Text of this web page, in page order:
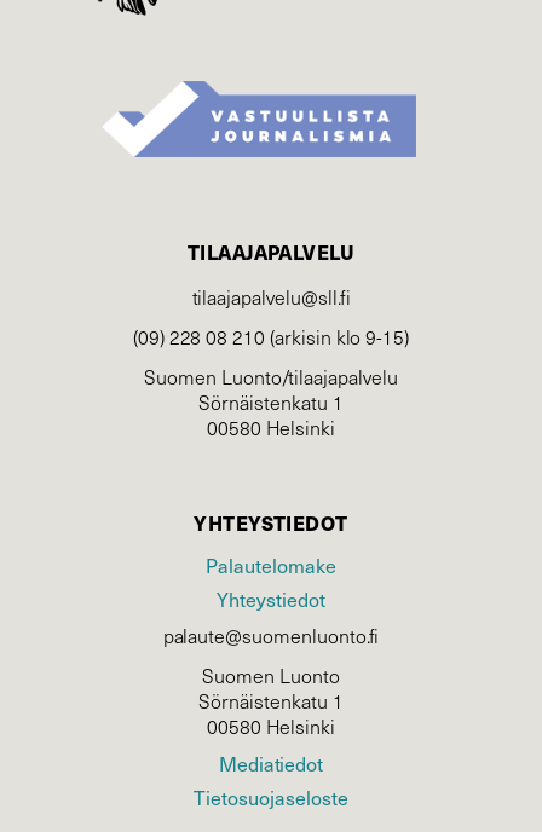
TILAAJAPALVELU
tilaajapalvelu@sll.fi
(09) 228 08 210 (arkisin klo 9-15)
Suomen Luonto/tilaajapalvelu
Sörnäistenkatu 1
00580 Helsinki
YHTEYSTIEDOT
Palautelomake
Yhteystiedot
palaute@suomenluonto.fi
Suomen Luonto
Sörnäistenkatu 1
00580 Helsinki
Mediatiedot
Tietosuojaseloste